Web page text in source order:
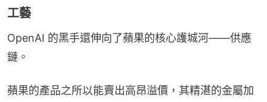
工藝
OpenAI 的黑手還伸向了蘋果的核心護城河——供應
鏈。
蘋果的產品之所以能賣出高昂溢價，其精湛的金屬加